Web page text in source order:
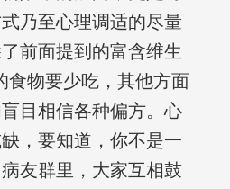
乃至心理调适的尽量
前面提到的富含维生
食物要少吃，其他方面
目相信各种偏方。心
，要知道，你不是一
友群里，大家互相鼓